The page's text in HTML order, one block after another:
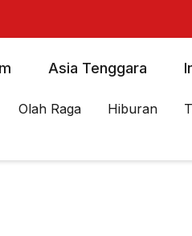
Asia Tenggara
Olah Raga Hiburan